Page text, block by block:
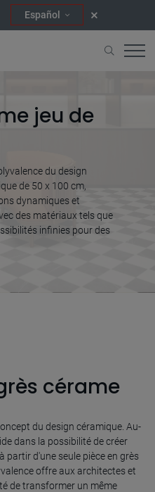
Español
jeu de
du design
de 50 x 100 cm,
dynamiques et
des matériaux tels que
infinies pour des
cérame
du design céramique. Au-
dans la possibilité de créer
d'une seule pièce en grès
offre aux architectes et
de transformer un même